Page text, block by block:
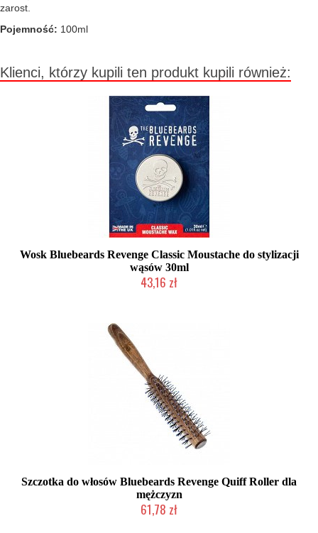
zarost.
Pojemność: 100ml
Klienci, którzy kupili ten produkt kupili również:
Wosk Bluebeards Revenge Classic Moustache do stylizacji
wąsów 30ml
43,16 zł
Szczotka do włosów Bluebeards Revenge Quiff Roller dla
mężczyzn
61,78 zł